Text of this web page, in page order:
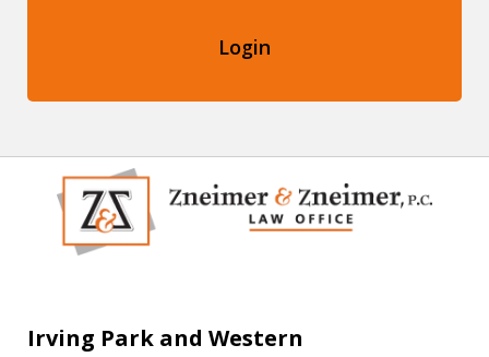
Login
Irving Park and Western